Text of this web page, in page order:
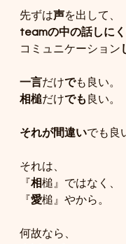
先ずは声を出して、
teamの中の話しに
コミュニケーション
一言だけでも良い。
相槌だけでも 良い。
それが間違いでも良
それは、
『 相槌』ではなく、
『 愛槌』やから。
何故なら、